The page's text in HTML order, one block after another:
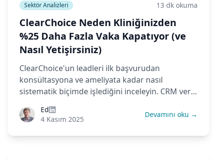
Sektör Analizleri 13 dk okuma
ClearChoice Neden Kliniğinizden
%25 Daha Fazla Vaka Kapatıyor (ve
Nasıl Yetişirsiniz)
ClearChoice'un leadleri ilk başvurudan
konsültasyona ve ameliyata kadar nasıl
sistematik biçimde işlediğini inceleyin. CRM veri
stratejileri ve küçük kliniklerin nasıl rekabet
Ed
4 Kasım 2025
Devamını oku →